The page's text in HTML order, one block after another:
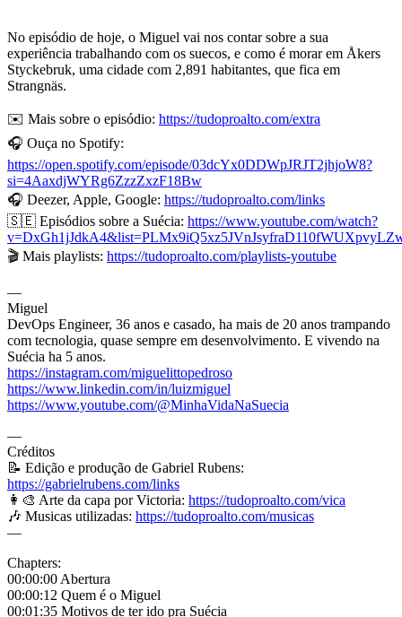
No episódio de hoje, o Miguel vai nos contar sobre a sua
experiência trabalhando com os suecos, e como é morar em Åkers
Styckebruk, uma cidade com 2,891 habitantes, que fica em
Strangnäs.
✉️ Mais sobre o episódio: https://tudoproalto.com/extra
🎧 Ouça no Spotify:
https://open.spotify.com/episode/03dcYx0DDWpJRJT2jhjoW8?
si=4AaxdjWYRg6ZzzZxzF18Bw
🎧 Deezer, Apple, Google: https://tudoproalto.com/links
🇸🇪 Episódios sobre a Suécia: https://www.youtube.com/watch?
🎬 Mais playlists: https://tudoproalto.com/playlists-youtube
—
Miguel
DevOps Engineer, 36 anos e casado, ha mais de 20 anos trampando
com tecnologia, quase sempre em desenvolvimento. E vivendo na
Suécia ha 5 anos.
https://instagram.com/miguelittopedroso
https://www.linkedin.com/in/luizmiguel
https://www.youtube.com/@MinhaVidaNaSuecia
—
Créditos
📝 Edição e produção de Gabriel Rubens:
https://gabrielrubens.com/links
👩‍🎨 Arte da capa por Victoria: https://tudoproalto.com/vica
🎶 Musicas utilizadas: https://tudoproalto.com/musicas
—
Chapters:
00:00:00 Abertura
00:00:12 Quem é o Miguel
00:01:35 Motivos de ter ido pra Suécia